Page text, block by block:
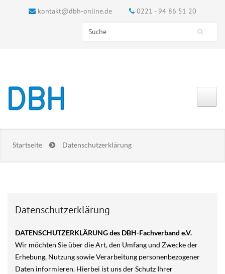
kontakt@dbh-online.de 0221 - 94 86 51 20
Suchformular
Search this site
Startseite Datenschutzerklärung
Datenschutzerklärung
DATENSCHUTZERKLÄRUNG des DBH-Fachverband e.V.
Wir möchten Sie über die Art, den Umfang und Zwecke der
Erhebung, Nutzung sowie Verarbeitung personenbezogener
Daten informieren. Hierbei ist uns der Schutz Ihrer